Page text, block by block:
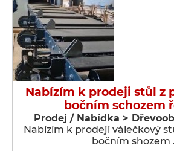
Nabízím k prodeji stůl z
bočním schozem
Prodej / Nabídka >
Nabízím k prodeji válečkový
bočním shozem